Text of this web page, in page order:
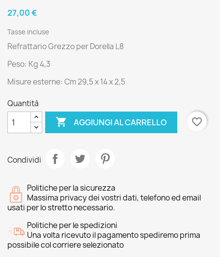
27,00 €
Tasse incluse
Refrattario Grezzo per Dorella L8
Peso: Kg 4,3
Misure esterne: Cm 29,5 x 14 x 2,5
Quantità
 AGGIUNGI AL CARRELLO favorite_border
Condividi
Politiche per la sicurezza
Massima privacy dei vostri dati, telefono ed email
usati per lo stretto necessario.
Politiche per le spedizioni
Una volta ricevuto il pagamento spediremo prima
possibile col corriere selezionato